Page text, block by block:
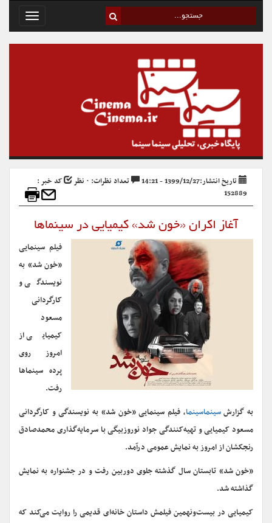
Toggle
تاریخ انتشار:1399/12/27 - 14:21 تعداد نظرات: ۰ نظر
کد خبر :
152889
آغاز اکران «خون شد» کیمیایی در سینماها
فیلم سینمایی
«خون شد» به
نویسندگی و
کارگردانی
مسعود
کیمیایی از
امروز روی
پرده سینماها
رفت.
به گزارشسینماسینما، فیلم سینمایی «خون شد» به نویسندگی و کارگردانی
مسعود کیمیایی و تهیه‌کنندگی جواد نوروزبیگی با سرمایه‌گذاری محمدصادق
رنجکشان از امروز به نمایش عمومی درآمد.
«خون شد» تابستان سال گذشته جلوی دوربین رفت و در جشنواره به نمایش
گذاشته شد.
کیمیایی در بیست‌ونهمین فیلمش داستان خانه‌ای قدیمی را روایت می‌‌کند که